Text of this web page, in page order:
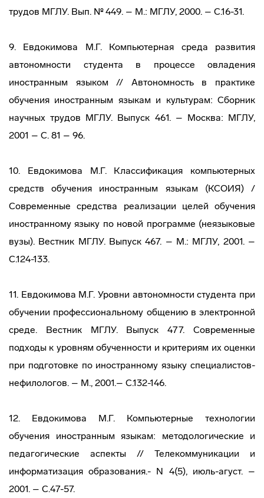
трудов МГЛУ. Вып. № 449. – М.: МГЛУ, 2000. – С.16-31.
9. Евдокимова М.Г. Компьютерная среда развития
автономности студента в процессе овладения
иностранным языком // Автономность в практике
обучения иностранным языкам и культурам: Сборник
научных трудов МГЛУ. Выпуск 461. – Москва: МГЛУ,
2001 – С. 81 – 96.
10. Евдокимова М.Г. Классификация компьютерных
средств обучения иностранным языкам (КСОИЯ) /
Современные средства реализации целей обучения
иностранному языку по новой программе (неязыковые
вузы). Вестник МГЛУ. Выпуск 467. – М.: МГЛУ, 2001. –
С.124-133.
11. Евдокимова М.Г. Уровни автономности студента при
обучении профессиональному общению в электронной
среде. Вестник МГЛУ. Выпуск 477. Современные
подходы к уровням обученности и критериям их оценки
при подготовке по иностранному языку специалистов-
нефилологов. – М., 2001.– C.132-146.
12. Евдокимова М.Г. Компьютерные технологии
обучения иностранным языкам: методологические и
педагогические аспекты // Телекоммуникации и
информатизация образования.- N 4(5), июль-агуст. –
2001. – С.47-57.